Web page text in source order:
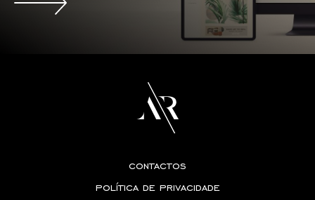
contactos
política de privacidade